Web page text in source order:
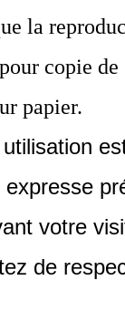
la
copie de
papier.
votre
de